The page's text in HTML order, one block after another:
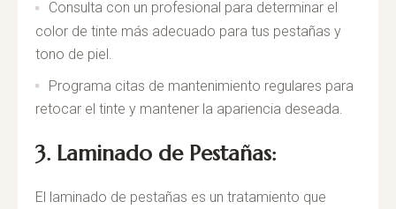
Consulta con un profesional para determinar el
color de tinte más adecuado para tus pestañas y
tono de piel.
Programa citas de mantenimiento regulares para
retocar el tinte y mantener la apariencia deseada.
3. Laminado de Pestañas:
El laminado de pestañas es un tratamiento que